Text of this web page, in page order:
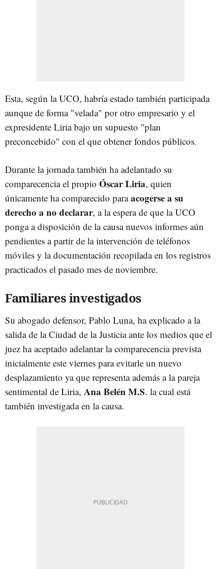
Esta, según la UCO, habría estado también participada
aunque de forma "velada" por otro empresario y el
expresidente Liria bajo un supuesto "plan
preconcebido" con el que obtener fondos públicos.
Durante la jornada también ha adelantado su
comparecencia el propio Óscar Liria, quien
únicamente ha comparecido paraacogerse a su
derecho a no declarar, a la espera de que la UCO
ponga a disposición de la causa nuevos informes aún
pendientes a partir de la intervención de teléfonos
móviles y la documentación recopilada en los registros
practicados el pasado mes de noviembre.
Familiares investigados
Su abogado defensor, Pablo Luna, ha explicado a la
salida de la Ciudad de la Justicia ante los medios que el
juez ha aceptado adelantar la comparecencia prevista
inicialmente este viernes para evitarle un nuevo
desplazamiento ya que representa además a la pareja
sentimental de Liria, Ana Belén M.S. la cual está
también investigada en la causa.